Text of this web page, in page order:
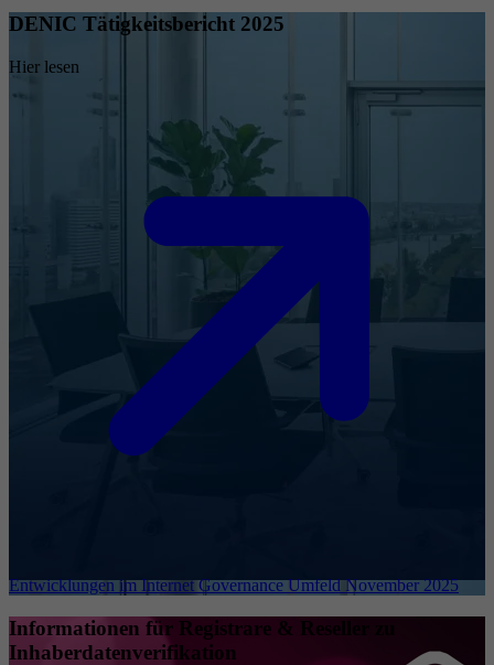
DENIC Tätigkeitsbericht 2025
Hier lesen
Entwicklungen im Internet Governance Umfeld November 2025
Informationen für Registrare & Reseller zu
Inhaberdatenverifikation